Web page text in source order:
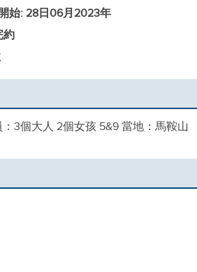
始: 28日06月2023年
約
3個大人 2個女孩 5&9 當地：馬鞍山